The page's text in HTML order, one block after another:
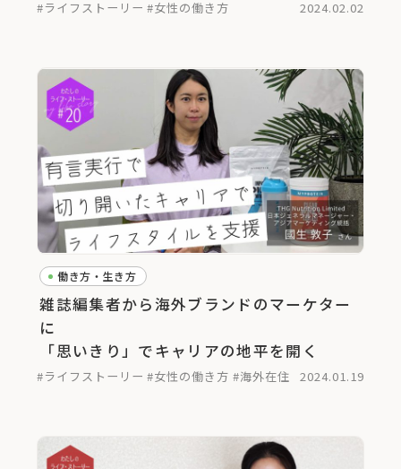
#ライフストーリー #女性の働き方 2024.02.02
働き方・生き方
雑誌編集者から海外ブランドのマーケター
に
「思いきり」でキャリアの地平を開く
#ライフストーリー #女性の働き方 #海外在住 2024.01.19